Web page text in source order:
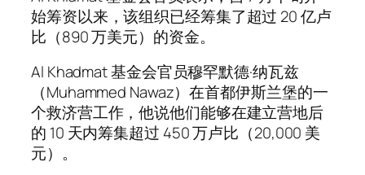
始筹资以来，该组织已经筹集了超过 20 亿卢
比（890 万美元）的资金。
Al Khadmat 基金会官员穆罕默德·纳瓦兹
（Muhammed Nawaz）在首都伊斯兰堡的一
个救济营工作，他说他们能够在建立营地后
的 10 天内筹集超过 450 万卢比（20,000 美
元）。